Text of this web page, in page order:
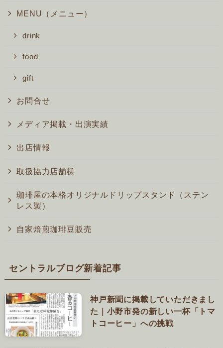
MENU（メニュー）
drink
food
gift
お問合せ
メディア掲載・出演実績
出店情報
取扱協力店舗様
珈琲屋の本格オリジナルドリップスタンド（ステン
レス製）
自家焙煎珈琲豆販売
セントラルブログ新着記事
神戸新聞に掲載していただきまし
た｜小野市発の新しい一杯「トマ
トコーヒー」への挑戦